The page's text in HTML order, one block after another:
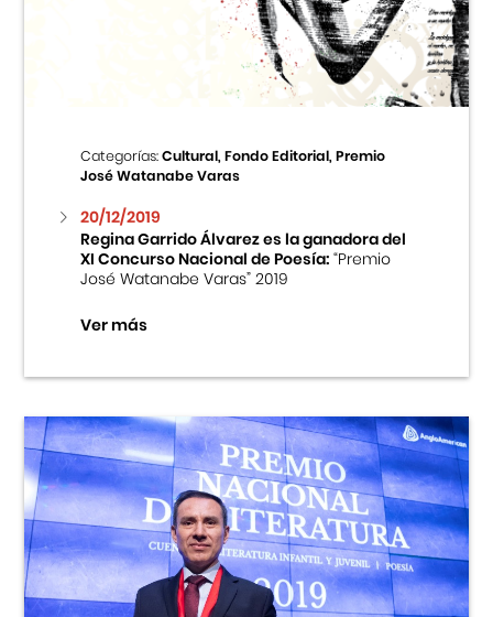
Centro Cultural Peruano Japonés
Museo de la Inmigración Japonesa
Teatro Peruano Japonés
Categorías:Cultural, Fondo Editorial, Premio
José Watanabe Varas
20/12/2019
Regina Garrido Álvarez es la ganadora del
XI Concurso Nacional de Poesía:“Premio
José Watanabe Varas” 2019
Ver más